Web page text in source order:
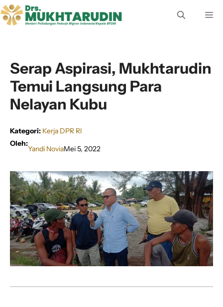
Langsung
ke
Serap Aspirasi, Mukhtarudin
Temui Langsung Para
Nelayan Kubu
Kategori: Kerja DPR RI
Oleh:
Yandi NoviaMei 5, 2022